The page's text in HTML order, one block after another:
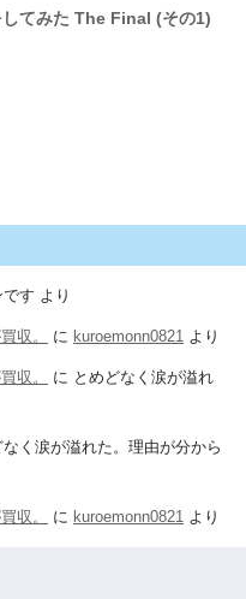
してみた The Final (その1)
です より
収。 に kuroemonn0821 より
収。 に とめどなく涙が溢れ
なく涙が溢れた。理由が分から
収。 に kuroemonn0821 より